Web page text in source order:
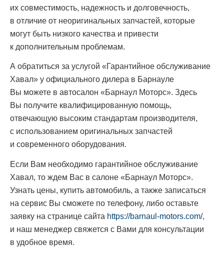
их совместимость, надежность и долговечность,
в отличие от неоригинальных запчастей, которые
могут быть низкого качества и привести
к дополнительным проблемам.
А обратиться за услугой «Гарантийное обслуживание
Хавал» у официального дилера в Барнауле
Вы можете в автосалон «Барнаул Моторс». Здесь
Вы получите квалифицированную помощь,
отвечающую высоким стандартам производителя,
с использованием оригинальных запчастей
и современного оборудования.
Если Вам необходимо гарантийное обслуживание
Хавал, то ждем Вас в салоне «Барнаул Моторс».
Узнать цены, купить автомобиль, а также записаться
на сервис Вы сможете по телефону, либо оставьте
заявку на странице сайта https://barnaul-motors.com/,
и наш менеджер свяжется с Вами для консультации
в удобное время.